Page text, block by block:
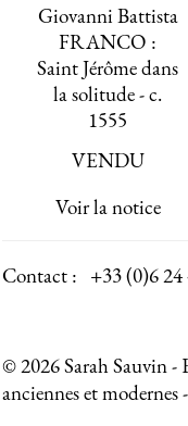
Giovanni Battista
FRANCO :
Saint Jérôme dans
la solitude - c.
1555
VENDU
Voir la notice
Contact : +33 (0)6
© 2026 Sarah Sauvin -
anciennes et modernes